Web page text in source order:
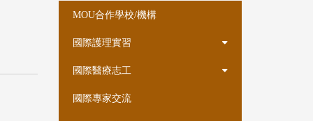
MOU合作學校/機構
國際護理實習
國際醫療志工
國際專家交流